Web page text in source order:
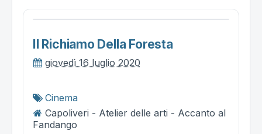
Il Richiamo Della Foresta
giovedì 16 luglio 2020
Cinema
Capoliveri - Atelier delle arti - Accanto al
Fandango